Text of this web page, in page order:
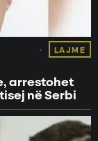
LAJME
arrestohet
në Serbi